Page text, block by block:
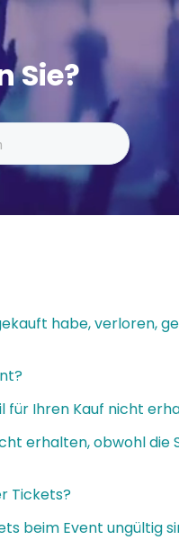
Sie?
habe, verloren,
für Ihren Kauf nicht
erhalten, obwohl die
Tickets?
beim Event ungültig